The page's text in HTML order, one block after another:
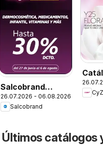
Salcobrand
Ofertas
26.07.2026 - 06.08.2026
Salcobrand
Últimos catálogos